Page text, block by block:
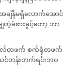
ျိန်မရှိလောက်အောင်
ခံစားခွင့်တော့ ဘာ
သိုလ်တဖက် စက်ရုံတဖက်
င်တန်းတက်ရင်းဘဝ